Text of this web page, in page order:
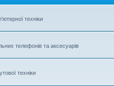
техніки
телефонів та аксесуарів
техніки